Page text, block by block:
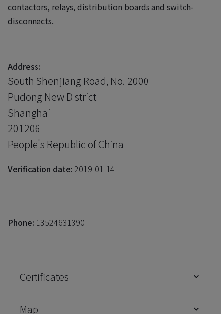
contactors, relays, distribution boards and switch-
disconnects.
Address:
South Shenjiang Road, No. 2000
Pudong New District
Shanghai
201206
People's Republic of China
Verification date: 2019-01-14
Phone: 13524631390
Certificates
Map